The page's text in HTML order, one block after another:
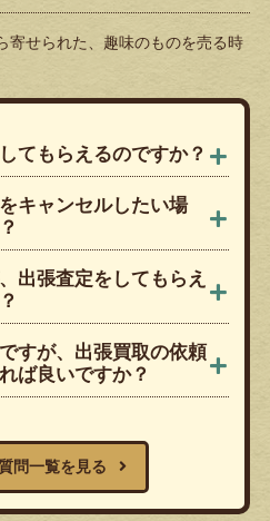
せられた、 趣味のものを売る時
てもらえるのですか？
キャンセルしたい場
出張査定をしてもらえ
すが、出張買取の依頼
ば良いですか？
問一覧を見る